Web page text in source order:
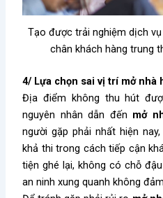
Tạo được trải nghiệm dịch
chân khách hàng trung
4/ Lựa chọn sai vị trí mở nhà
Địa điểm không thu hút
nguyên nhân dẫn đến mở
người gặp phải nhất hiện
khả thi trong cách tiếp cận
tiện ghé lại, không có chỗ
an ninh xung quanh không